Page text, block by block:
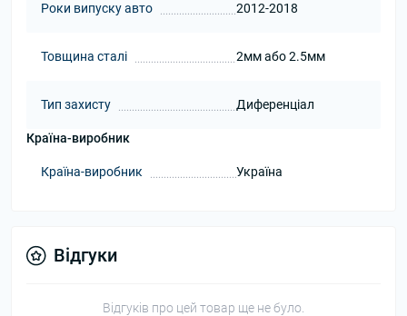
Роки випуску авто 2012-2018
Товщина сталі 2мм або 2.5мм
Тип захисту Диференціал
Країна-виробник
Країна-виробник Україна
Відгуки
Відгуків про цей товар ще не було.